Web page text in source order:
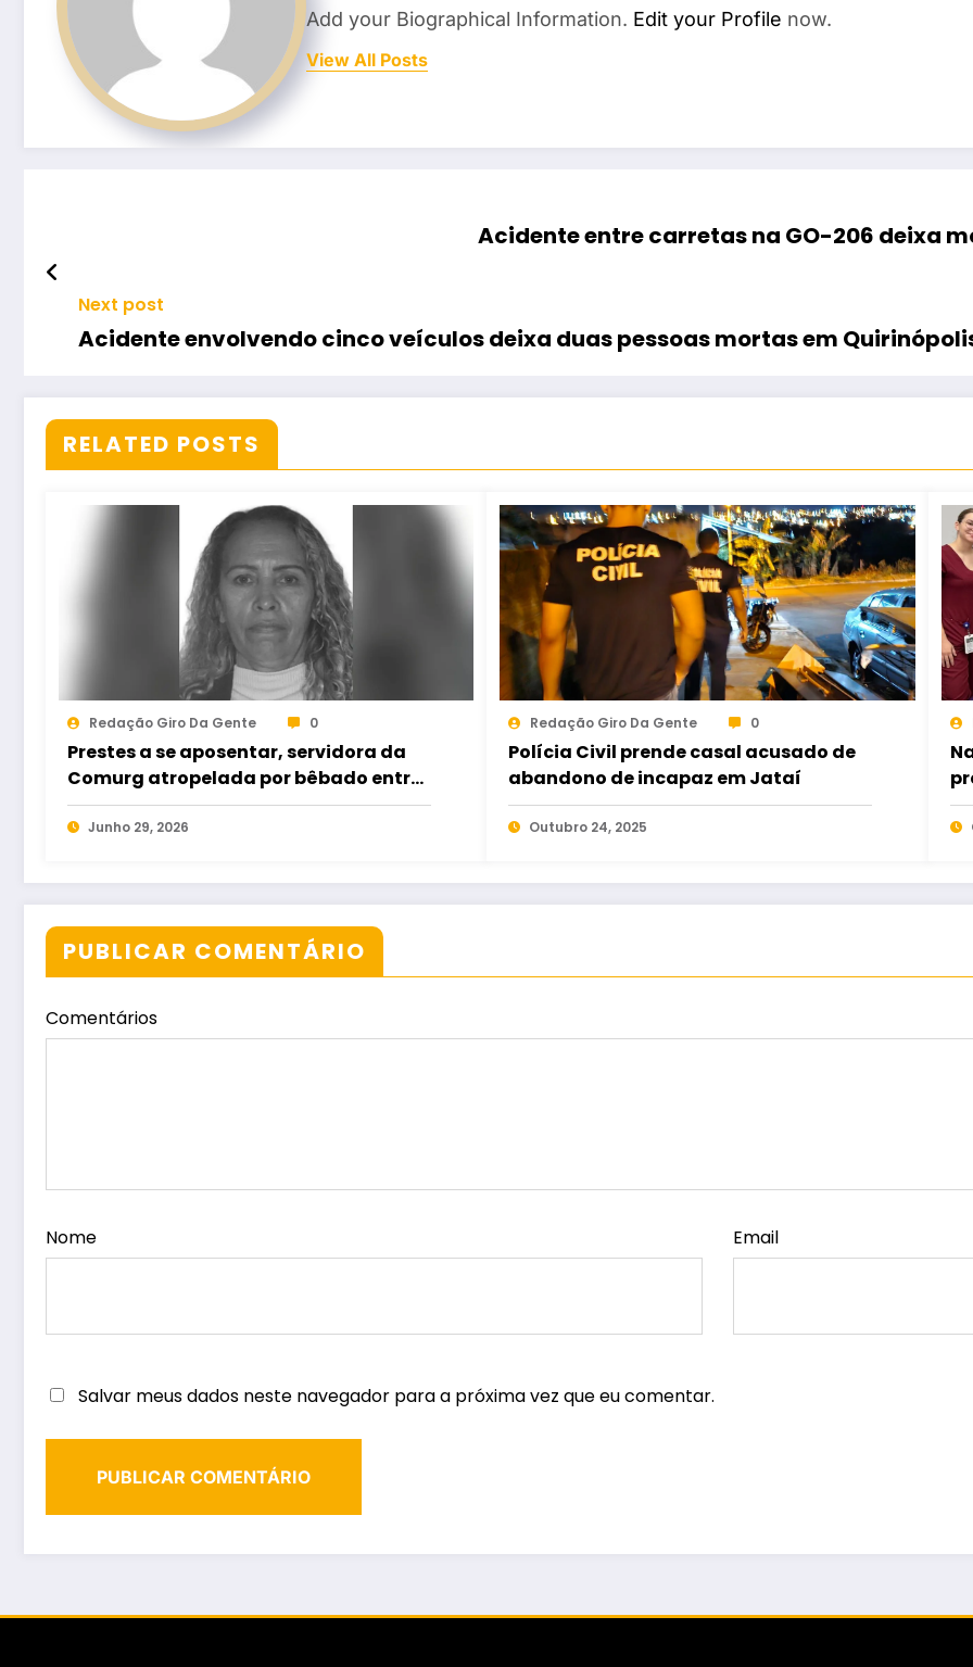
Add your Biographical Information. Edit your Profile now.
View All Posts
Acidente entre carretas na GO-206 deixa
Next post
Acidente envolvendo cinco veículos deixa duas pessoas mortas em
RELATED POSTS
Redação Giro Da Gente 0
Prestes a se aposentar, servidora da
Comurg atropelada por bêbado entra
em protocolo de morte encefálica
Junho 29, 2026
Redação Giro Da Gente 0
Polícia Civil prende casal acusado de
abandono de incapaz em Jataí
Outubro 24, 2025
PUBLICAR COMENTÁRIO
Comentários
Nome Email
Salvar meus dados neste navegador para a próxima vez que eu comentar.